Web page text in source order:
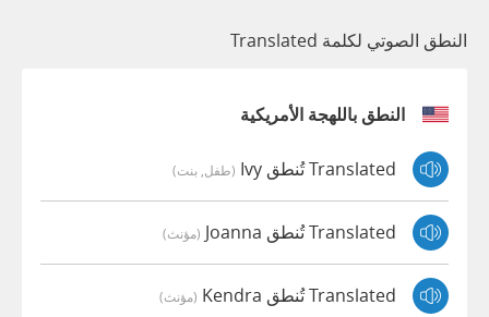
النطق الصوتي لكلمة Translated
النطق باللهجة الأمريكية
Translated تُنطق Ivy (طفل, بنت)
Translated تُنطق Joanna (مؤنث)
Translated تُنطق Kendra (مؤنث)